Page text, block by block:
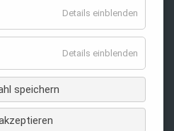
ändern
Details einblenden
Details einblenden
speichern